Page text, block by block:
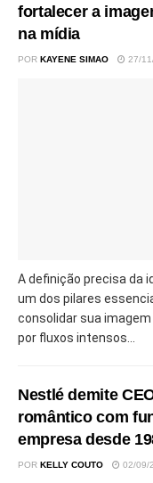
fortalecer a
na mídia
POR KAYENE SIMAO 27/
A definição precisa da
um dos pilares
consolidar sua
por fluxos intensos...
Nestlé demite
romântico com
empresa desde
POR KELLY COUTO 02/09/